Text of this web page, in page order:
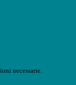
necessarie.